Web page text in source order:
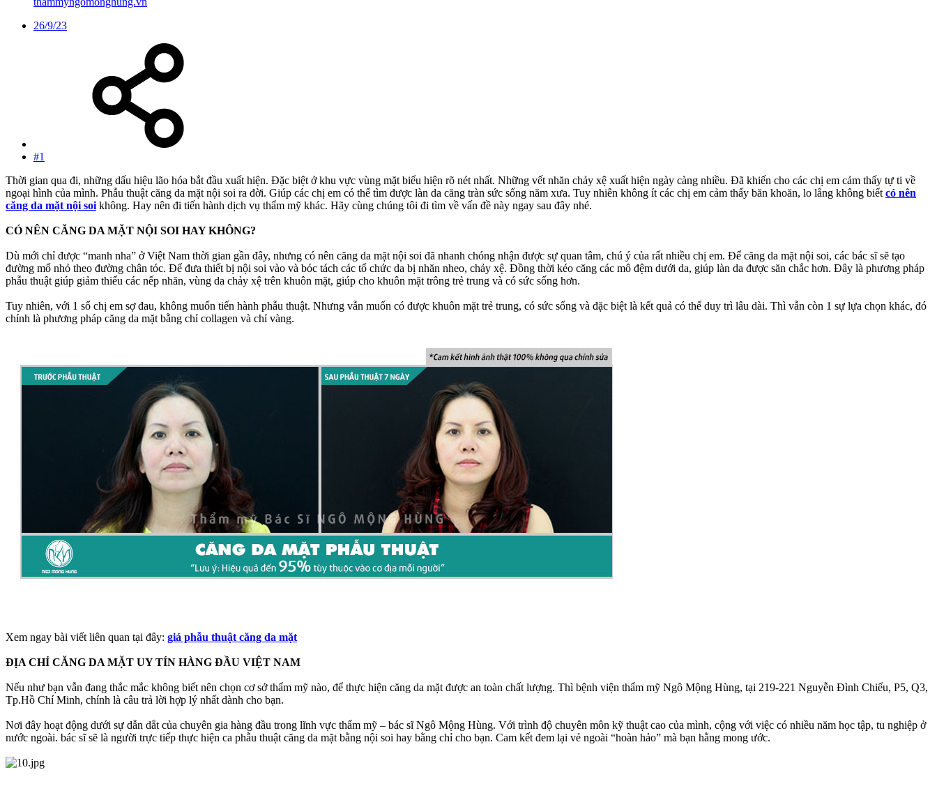
26/9/23
#1
Thời gian qua đi, những dấu hiệu lão hóa bắt đầu xuất hiện. Đặc biệt ở khu vực vùng mặt biểu hiện rõ nét nhất. Những vết nhăn chảy xệ xuất hiện ngày càng nhiều. Đã khiến cho các chị em cảm thấy tự ti về
ngoại hình của mình. Phẫu thuật căng da mặt nội soi ra đời. Giúp các chị em có thể tìm được làn da căng tràn sức sống năm xưa. Tuy nhiên không ít các chị em cảm thấy băn khoăn, lo lắng không biết có nên
căng da mặt nội soi không. Hay nên đi tiến hành dịch vụ thẩm mỹ khác. Hãy cùng chúng tôi đi tìm về vấn đề này ngay sau đây nhé.
CÓ NÊN CĂNG DA MẶT NỘI SOI HAY KHÔNG?
Dù mới chỉ được “manh nha” ở Việt Nam thời gian gần đây, nhưng có nên căng da mặt nội soi đã nhanh chóng nhận được sự quan tâm, chú ý của rất nhiều chị em. Để căng da mặt nội soi, các bác sĩ sẽ tạo
đường mổ nhỏ theo đường chân tóc. Để đưa thiết bị nội soi vào và bóc tách các tổ chức da bị nhăn nheo, chảy xệ. Đồng thời kéo căng các mô đệm dưới da, giúp làn da được săn chắc hơn. Đây là phương pháp
phẫu thuật giúp giảm thiểu các nếp nhăn, vùng da chảy xệ trên khuôn mặt, giúp cho khuôn mặt trông trẻ trung và có sức sống hơn.
Tuy nhiên, với 1 số chị em sợ đau, không muốn tiến hành phẫu thuật. Nhưng vẫn muốn có được khuôn mặt trẻ trung, có sức sống và đặc biệt là kết quả có thể duy trì lâu dài. Thì vẫn còn 1 sự lựa chọn khác, đó
chính là phương pháp căng da mặt bằng chỉ collagen và chỉ vàng.
Xem ngay bài viết liên quan tại đây: giá phẫu thuật căng da mặt
ĐỊA CHỈ CĂNG DA MẶT UY TÍN HÀNG ĐẦU VIỆT NAM
Nếu như bạn vẫn đang thắc mắc không biết nên chọn cơ sở thẩm mỹ nào, để thực hiện căng da mặt được an toàn chất lượng. Thì bệnh viện thẩm mỹ Ngô Mộng Hùng, tại 219-221 Nguyễn Đình Chiểu, P5, Q3,
Tp.Hồ Chí Minh, chính là câu trả lời hợp lý nhất dành cho bạn.
Nơi đây hoạt động dưới sự dẫn dắt của chuyên gia hàng đầu trong lĩnh vực thẩm mỹ – bác sĩ Ngô Mộng Hùng. Với trình độ chuyên môn kỹ thuật cao của mình, cộng với việc có nhiều năm học tập, tu nghiệp ở
nước ngoài. bác sĩ sẽ là người trực tiếp thực hiện ca phẫu thuật căng da mặt bằng nội soi hay bằng chỉ cho bạn. Cam kết đem lại vẻ ngoài “hoàn hảo” mà bạn hằng mong ước.